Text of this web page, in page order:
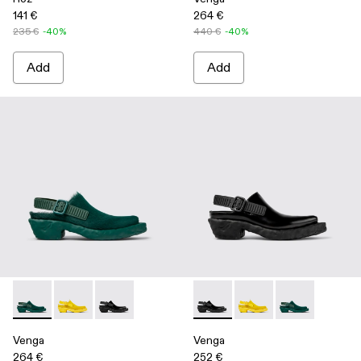
141 €
235 € -40%
Add
264 €
440 € -40%
Add
Venga - A500007-002 - Green
Venga - A500007-003 - Yellow
Venga - A500007-001 - Black
Venga
264 €
Venga - A500007-001 - Black
Venga - A500007-
Venga -
Venga
252 €